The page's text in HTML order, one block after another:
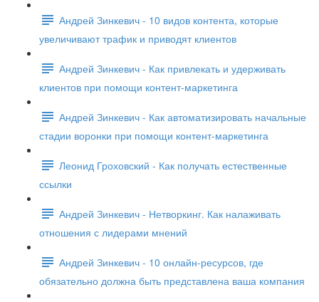
Андрей Зинкевич - 10 видов контента, которые
увеличивают трафик и приводят клиентов
Андрей Зинкевич - Как привлекать и удерживать
клиентов при помощи контент-маркетинга
Андрей Зинкевич - Как автоматизировать начальные
стадии воронки при помощи контент-маркетинга
Леонид Гроховский - Как получать естественные
ссылки
Андрей Зинкевич - Нетворкинг. Как налаживать
отношения с лидерами мнений
Андрей Зинкевич - 10 онлайн-ресурсов, где
обязательно должна быть представлена ваша компания